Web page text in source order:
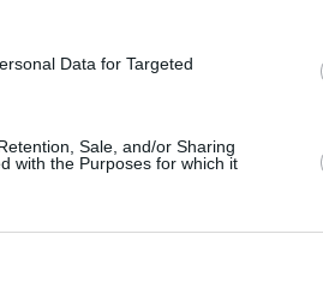
Data for Targeted
Sale, and/or Sharing
with the Purposes for which it
News
Ελλάδα και τον Κόσμο, τη